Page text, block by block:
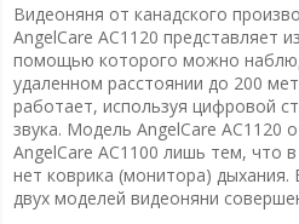
Видеоняня от канадского
AngelCare AC1120 представляет
помощью которого можно
удаленном расстоянии до 200
работает, используя цифровой
звука. Модель AngelCare AC1120
AngelCare AC1100 лишь тем, что
нет коврика (монитора) дыхания.
двух моделей видеоняни